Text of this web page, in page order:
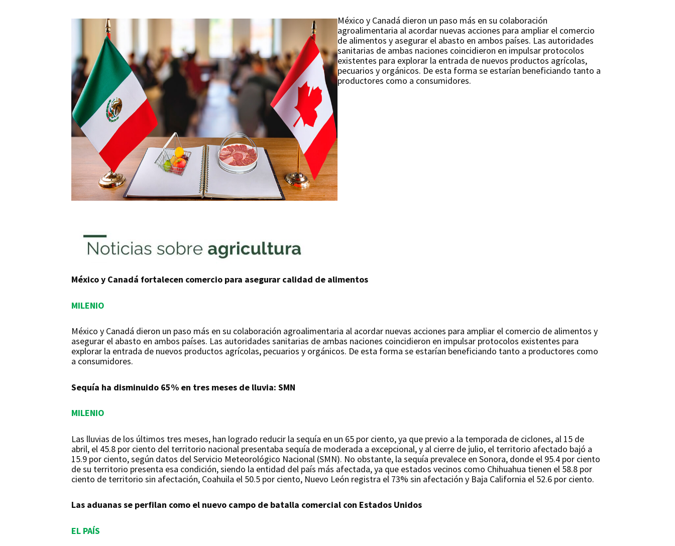
México y Canadá dieron un paso más en su colaboración
agroalimentaria al acordar nuevas acciones para ampliar el comercio
de alimentos y asegurar el abasto en ambos países. Las autoridades
sanitarias de ambas naciones coincidieron en impulsar protocolos
existentes para explorar la entrada de nuevos productos agrícolas,
pecuarios y orgánicos. De esta forma se estarían beneficiando tanto a
productores como a consumidores.
México y Canadá fortalecen comercio para asegurar calidad de alimentos
MILENIO
México y Canadá dieron un paso más en su colaboración agroalimentaria al acordar nuevas acciones para ampliar el comercio de alimentos y
asegurar el abasto en ambos países. Las autoridades sanitarias de ambas naciones coincidieron en impulsar protocolos existentes para
explorar la entrada de nuevos productos agrícolas, pecuarios y orgánicos. De esta forma se estarían beneficiando tanto a productores como
a consumidores.
Sequía ha disminuido 65% en tres meses de lluvia: SMN
MILENIO
Las lluvias de los últimos tres meses, han logrado reducir la sequía en un 65 por ciento, ya que previo a la temporada de ciclones, al 15 de
abril, el 45.8 por ciento del territorio nacional presentaba sequía de moderada a excepcional, y al cierre de julio, el territorio afectado bajó a
15.9 por ciento, según datos del Servicio Meteorológico Nacional (SMN). No obstante, la sequía prevalece en Sonora, donde el 95.4 por ciento
de su territorio presenta esa condición, siendo la entidad del país más afectada, ya que estados vecinos como Chihuahua tienen el 58.8 por
ciento de territorio sin afectación, Coahuila el 50.5 por ciento, Nuevo León registra el 73% sin afectación y Baja California el 52.6 por ciento.
Las aduanas se perfilan como el nuevo campo de batalla comercial con Estados Unidos
EL PAÍS